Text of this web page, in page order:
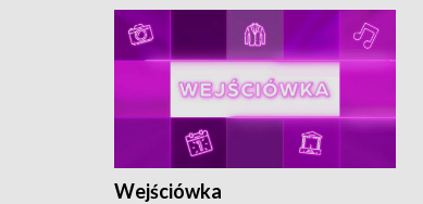
Wejściówka